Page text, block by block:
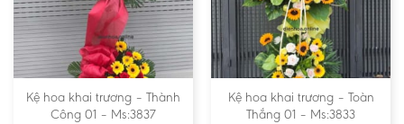
Kệ hoa khai trương – Thành
Công 01 – Ms:3837
Kệ hoa khai trương – Toàn
Thắng 01 – Ms:3833